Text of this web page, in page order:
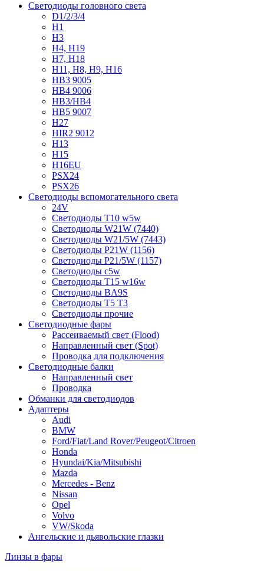
Светодиоды головного света
D1/2/3/4
H1
H3
H4, H19
H7, H18
H11, H8, H9, H16
HB3 9005
HB4 9006
HB3/HB4
HB5 9007
H27
HIR2 9012
H13
H15
H16EU
PSX24
PSX26
Светодиоды вспомогательного света
24V
Светодиоды T10 w5w
Светодиоды W21W (7440)
Светодиоды W21/5W (7443)
Светодиоды P21W (1156)
Светодиоды P21/5W (1157)
Светодиоды c5w
Светодиоды T15 w16w
Светодиоды BA9S
Светодиоды T5 T3
Светодиоды прочие
Светодиодные фары
Рассеиваемый свет (Flood)
Направленный свет (Spot)
Проводка для подключения
Светодиодные балки
Направленный свет
Проводка
Обманки для светодиодов
Адаптеры
Audi
BMW
Ford/Fiat/Land Rover/Peugeot/Citroen
Honda
Hyundai/Kia/Mitsubishi
Mazda
Mercedes - Benz
Nissan
Opel
Volvo
VW/Skoda
Ангельские и дьявольские глазки
Линзы в фары